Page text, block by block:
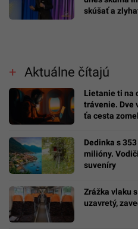
skúšať a
Aktuálne čítajú
Lietanie ti na
trávenie. Dve
ťa cesta
Dedinka s
milióny.
suveníry
Zrážka vlaku
uzavretý,